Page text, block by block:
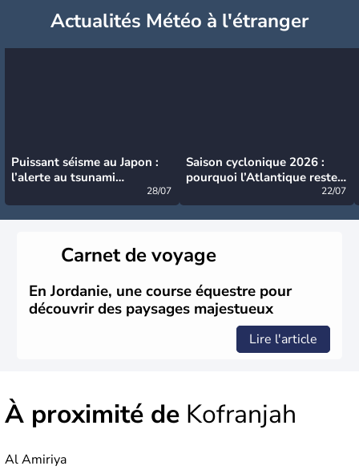
Actualités Météo à l'étranger
Puissant séisme au Japon :
l’alerte au tsunami
28/07
Saison cyclonique 2026 :
pourquoi l’Atlantique reste
22/07
Carnet de voyage
En Jordanie, une course équestre pour
découvrir des paysages majestueux
Lire l'article
À proximité de Kofranjah
Al Amiriya